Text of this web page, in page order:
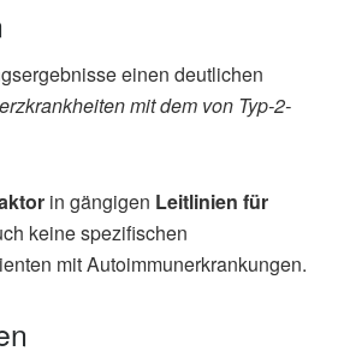
einen deutlichen
mit dem von Typ-2-
in gängigen Leitlinien für
keine spezifischen
mit Autoimmunerkrankungen.